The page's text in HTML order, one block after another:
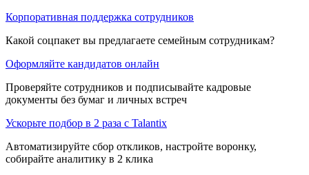
Корпоративная поддержка сотрудников
Какой соцпакет вы предлагаете семейным сотрудникам?
Оформляйте кандидатов онлайн
Проверяйте сотрудников и подписывайте кадровые
документы без бумаг и личных встреч
Ускорьте подбор в 2 раза с Talantix
Автоматизируйте сбор откликов, настройте воронку,
собирайте аналитику в 2 клика